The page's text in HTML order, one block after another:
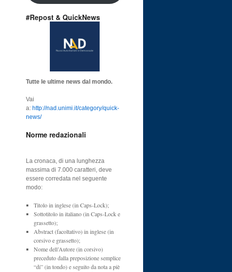
#Repost & QuickNews
Tutte le ultime news dal mondo.
Vai
a: http://nad.unimi.it/category/quick-
news/
Norme redazionali
La cronaca, di una lunghezza
massima di 7.000 caratteri, deve
essere corredata nel seguente
modo:
Titolo in inglese (in Caps-Lock);
Sottotitolo in italiano (in Caps-Lock e
grassetto);
Abstract (facoltativo) in inglese (in
corsivo e grassetto);
Nome dell’Autore (in corsivo)
preceduto dalla preposizione semplice
“di” (in tondo) e seguito da nota a piè